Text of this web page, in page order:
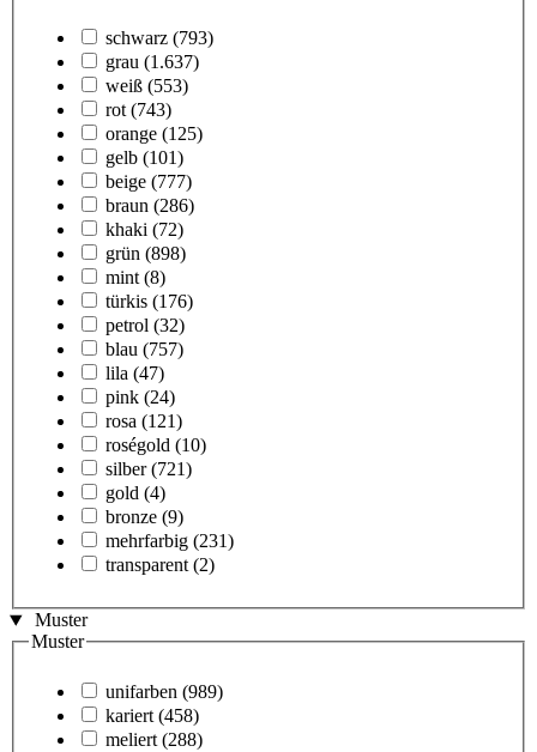
schwarz (793)
grau (1.637)
weiß (553)
rot (743)
orange (125)
gelb (101)
beige (777)
braun (286)
khaki (72)
grün (898)
mint (8)
türkis (176)
petrol (32)
blau (757)
lila (47)
pink (24)
rosa (121)
roségold (10)
silber (721)
gold (4)
bronze (9)
mehrfarbig (231)
transparent (2)
Muster
Muster
unifarben (989)
kariert (458)
meliert (288)